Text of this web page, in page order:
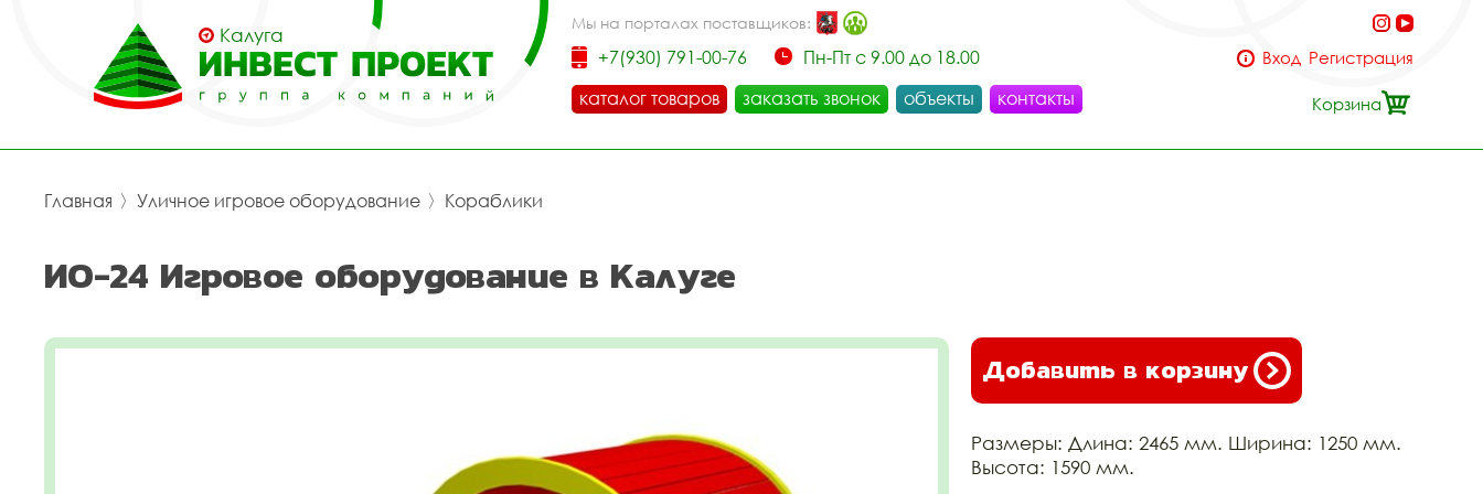
Калуга
Мы на порталах поставщиков:
+7(930) 791-00-76
Пн-Пт с 9.00 до 18.00
каталог товаров
заказать звонок объекты контакты
Вход Регистрация
Корзина
Главная 〉 Уличное игровое оборудование 〉 Кораблики
ИО-24 Игровое оборудование в Калуге
Добавить в корзину
Размеры: Длина: 2465 мм. Ширина: 1250 мм.
Высота: 1590 мм.